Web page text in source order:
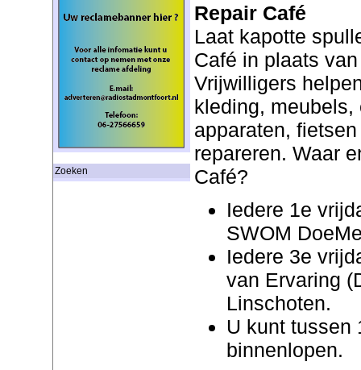
Zoeken
Repair Café
Laat kapotte
Café in plaats
Vrijwilligers
kleding, meubels,
apparaten,
repareren. Waar
Café?
Iedere 1e
SWOM
Iedere 3e
van Ervaring
Linschoten.
U kunt tussen
binnenlopen.